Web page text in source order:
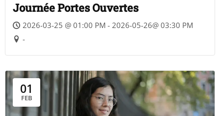
Journée Portes Ouvertes
2026-03-25 @ 01:00 PM - 2026-05-26@ 03:30 PM
-
01
FEB